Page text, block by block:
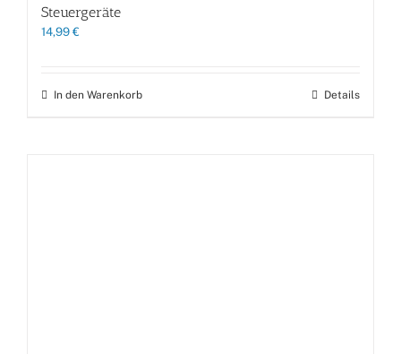
Steuergeräte
14,99 €
In den Warenkorb Details